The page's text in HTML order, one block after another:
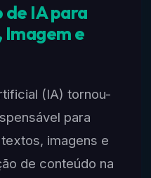
de IA para
Imagem e
(IA) tornou-
para
imagens e
de conteúdo na